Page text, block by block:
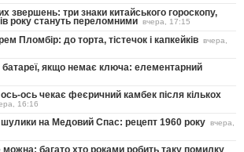
звершень: три знаки китайського гороскопу,
року стануть переломними вчера, 17:15
Пломбір: до торта, тістечок і капкейків вчера,
батареї, якщо немає ключа: елементарний
ось чекає феєричний камбек після кількох
16:16
шулики на Медовий Спас: рецепт 1960 року вчера,
багато хто роками робить таку помилку